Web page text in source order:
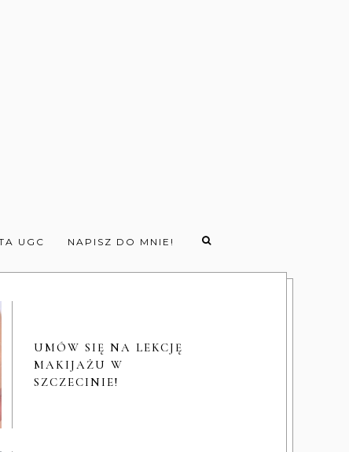
UGC NAPISZ DO MNIE!
UMÓW SIĘ NA LEKCJĘ
MAKIJAŻU W
SZCZECINIE!